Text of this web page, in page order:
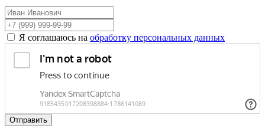
Я соглашаюсь на обработку персональных данных
Отправить